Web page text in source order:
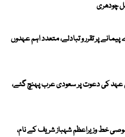
چودھری
پر تقرر و تبادلے، متعدد اہم عہدوں
عہد کی دعوت پر سعودی عرب پہنچ گئے،
خط وزیراعظم شہباز شریف کے نام،